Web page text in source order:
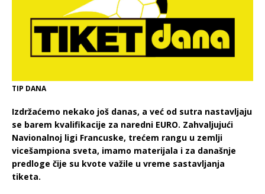
TIP DANA
Izdržaćemo nekako još danas, a već od sutra nastavljaju
se barem kvalifikacije za naredni EURO. Zahvaljujući
Navionalnoj ligi Francuske, trećem rangu u zemlji
vicešampiona sveta, imamo materijala i za današnje
predloge čije su kvote važile u vreme sastavljanja
tiketa.